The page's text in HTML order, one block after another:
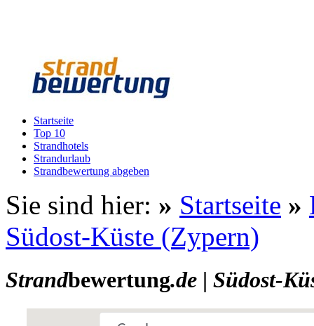
Startseite
Top 10
Strandhotels
Strandurlaub
Strandbewertung abgeben
Sie sind hier: » Startseite »
Südost-Küste (Zypern)
Strandbewertung.de | Südost-